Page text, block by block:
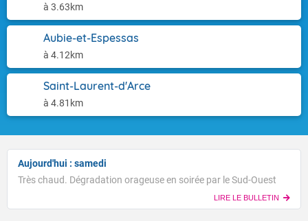
à 3.63km
Aubie-et-Espessas
à 4.12km
Saint-Laurent-d'Arce
à 4.81km
Aujourd'hui : samedi
Très chaud. Dégradation orageuse en soirée par le Sud-Ouest
LIRE LE BULLETIN